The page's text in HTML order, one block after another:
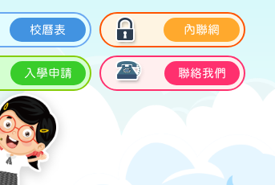
校曆表 內聯網
入學申請 聯絡我們